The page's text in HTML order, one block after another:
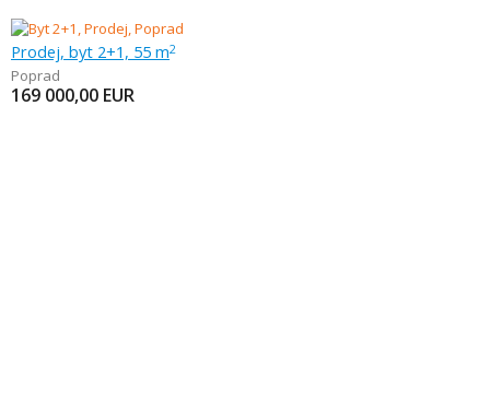
Prodej, byt 2+1, 55 m2
Poprad
169 000,00 EUR